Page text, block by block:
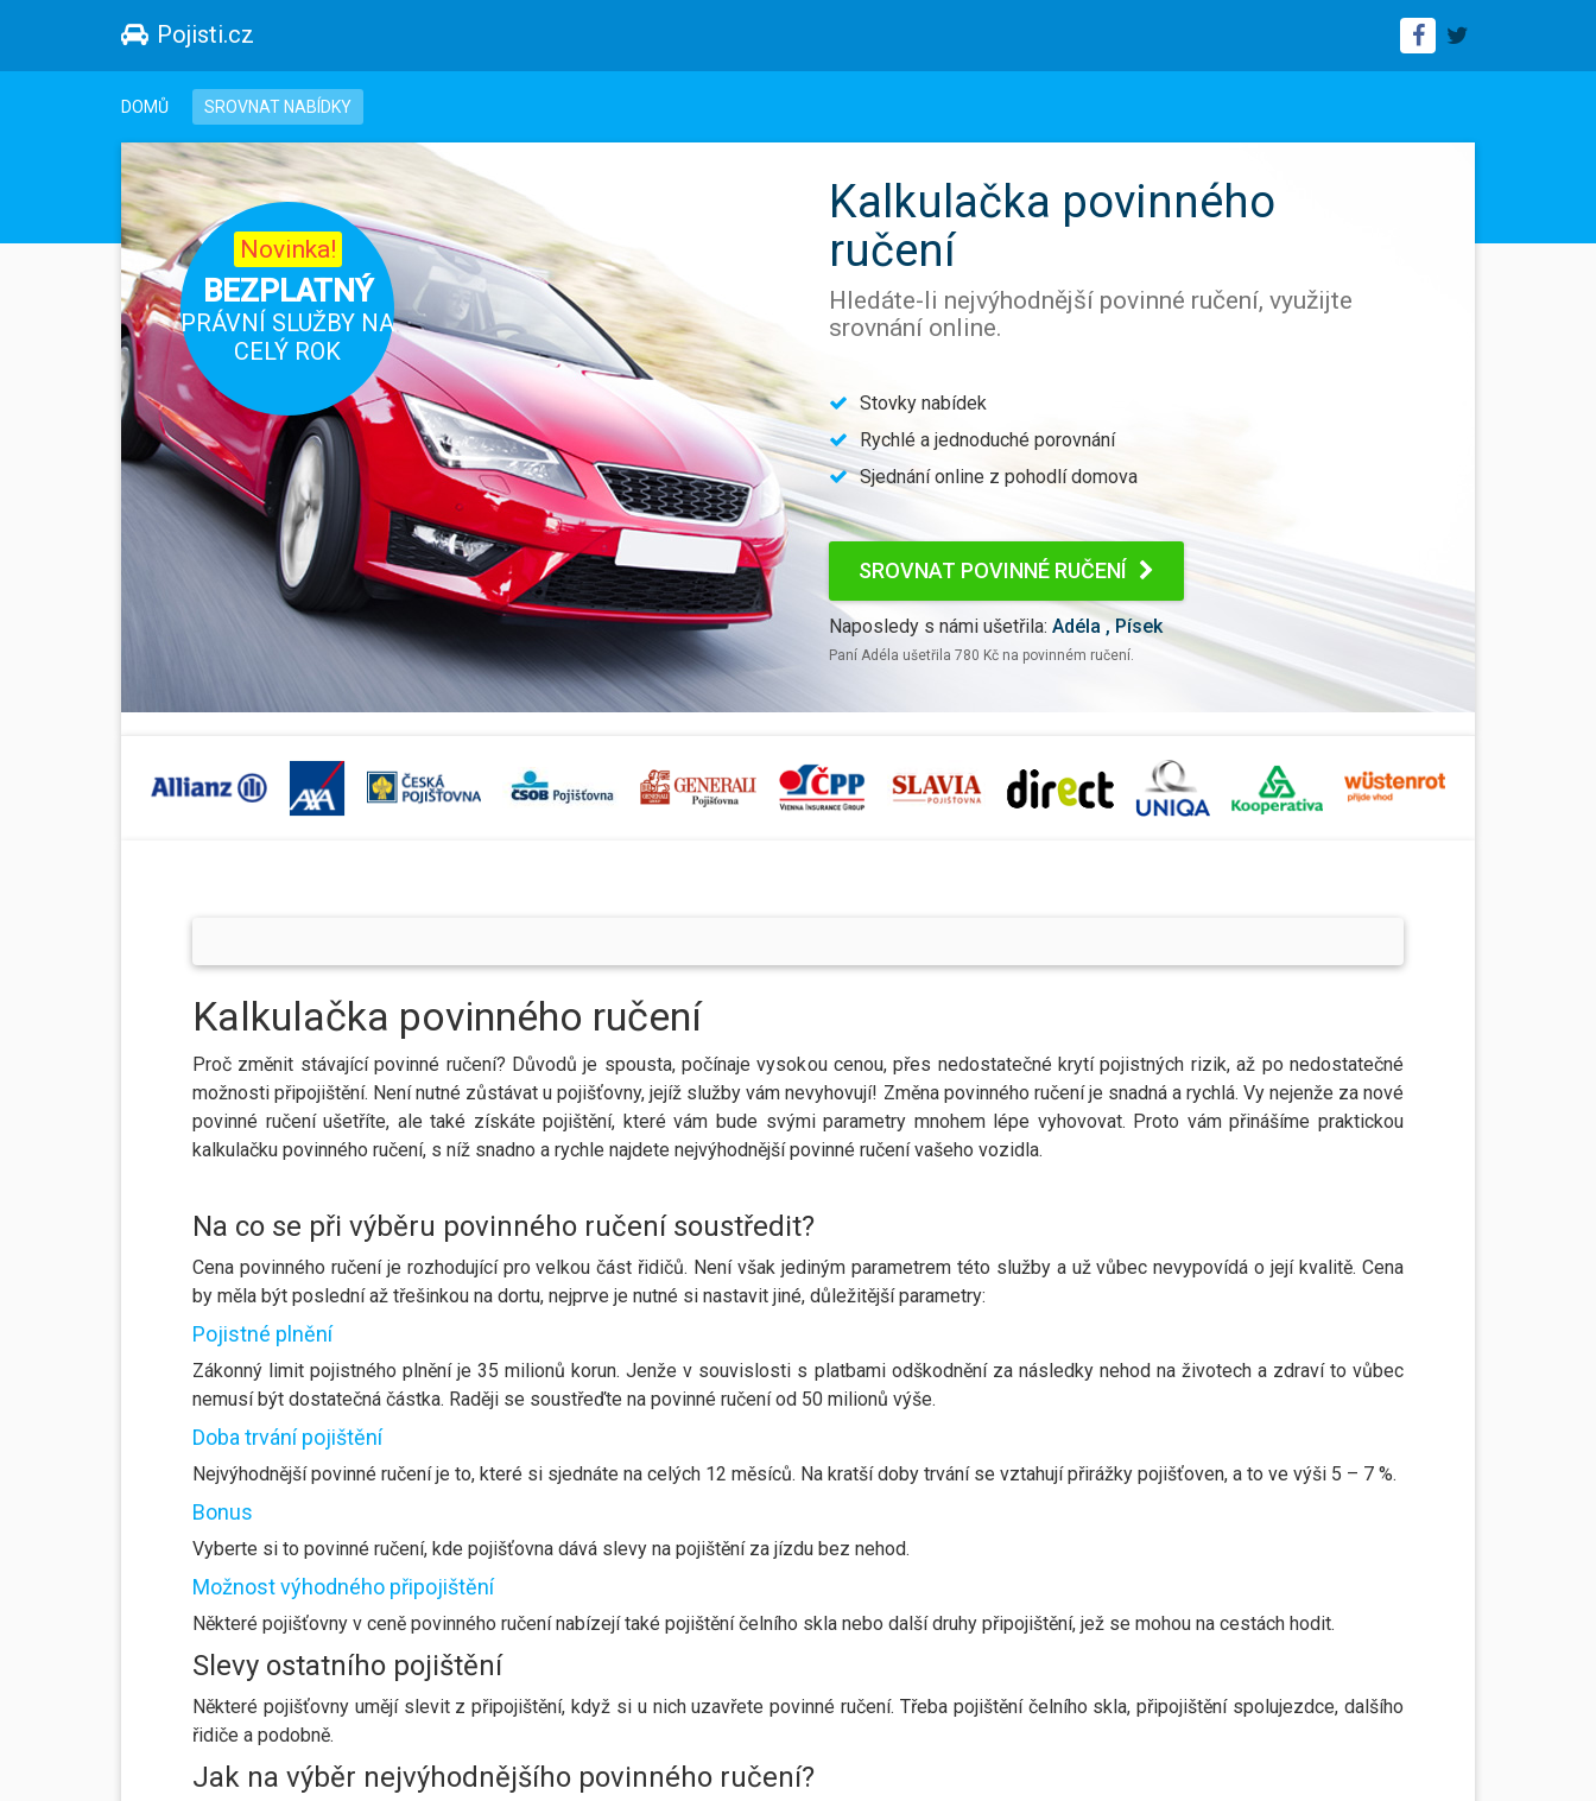
Pojisti.cz
DOMŮ SROVNAT NABÍDKY
Novinka!
BEZPLATNÝ
PRÁVNÍ SLUŽBY NA
CELÝ ROK
Kalkulačka povinného
ručení
Hledáte-li nejvýhodnější povinné ručení, využijte
srovnání online.
Stovky nabídek
Rychlé a jednoduché porovnání
Sjednání online z pohodlí domova
SROVNAT POVINNÉ RUČENÍ
Naposledy s námi ušetřila: Adéla ,Písek
Paní Adéla ušetřil a 780 Kčna povinném ručení.
Kalkulačka povinného ručení
Proč změnit stávající povinné ručení? Důvodů je spousta, počínaje vysokou cenou, přes nedostatečné krytí pojistných rizik, až po nedostatečné
možnosti připojištění. Není nutné zůstávat u pojišťovny, jejíž služby vám nevyhovují! Změna povinného ručení je snadná a rychlá. Vy nejenže za nové
povinné ručení ušetříte, ale také získáte pojištění, které vám bude svými parametry mnohem lépe vyhovovat. Proto vám přinášíme praktickou
kalkulačku povinného ručení, s níž snadno a rychle najdete nejvýhodnější povinné ručení vašeho vozidla.
Na co se při výběru povinného ručení soustředit?
Cena povinného ručení je rozhodující pro velkou část řidičů. Není však jediným parametrem této služby a už vůbec nevypovídá o její kvalitě. Cena
by měla být poslední až třešinkou na dortu, nejprve je nutné si nastavit jiné, důležitější parametry:
Pojistné plnění
Zákonný limit pojistného plnění je 35 milionů korun. Jenže v souvislosti s platbami odškodnění za následky nehod na životech a zdraví to vůbec
nemusí být dostatečná částka. Raději se soustřeďte na povinné ručení od 50 milionů výše.
Doba trvání pojištění
Nejvýhodnější povinné ručení je to, které si sjednáte na celých 12 měsíců. Na kratší doby trvání se vztahují přirážky pojišťoven, a to ve výši 5 – 7 %.
Bonus
Vyberte si to povinné ručení, kde pojišťovna dává slevy na pojištění za jízdu bez nehod.
Možnost výhodného připojištění
Některé pojišťovny v ceně povinného ručení nabízejí také pojištění čelního skla nebo další druhy připojištění, jež se mohou na cestách hodit.
Slevy ostatního pojištění
Některé pojišťovny umějí slevit z připojištění, když si u nich uzavřete povinné ručení. Třeba pojištění čelního skla, připojištění spolujezdce, dalšího
řidiče a podobně.
Jak na výběr nejvýhodnějšího povinného ručení?